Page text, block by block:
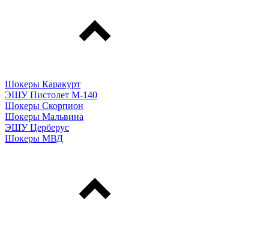
Шокеры Каракурт
ЭШУ Пистолет М-140
Шокеры Скорпион
Шокеры Мальвина
ЭШУ Церберус
Шокеры МВД